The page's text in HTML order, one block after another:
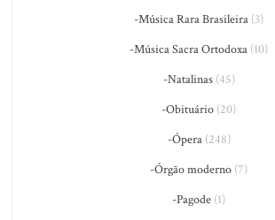
-Música Rara Brasileira (3)
-Música Sacra Ortodoxa (10)
-Natalinas(45)
-Obituário (20)
-Ópera(248)
-Órgão moderno (7)
-Pagode (1)